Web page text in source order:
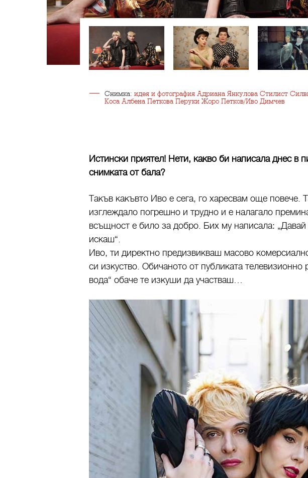
Снимка: идея и фотография Адриана Янкулова Стилист
Коса Албена Петкова Перуки Жоро Петков/Иво Димчев
Истински приятел! Нети, какво би написала днес в
снимката от бала?
Такъв какъвто Иво е сега, го харесвам още повече.
изглеждало погрешно и трудно и е налагало
всъщност е било за добро. Бих му написала: „Давай
искаш“.
Иво, ти директно предизвикваш масово
си изкуство. Обичаното от публиката телевизионно
вода“ обаче те изкуши да участваш…